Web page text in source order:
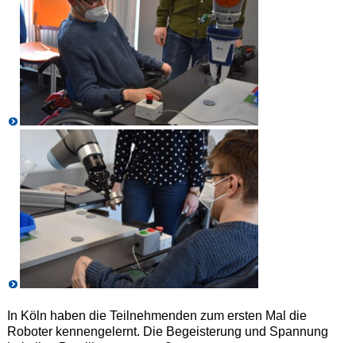
In Köln haben die Teilnehmenden zum ersten Mal die
Roboter kennengelernt. Die Begeisterung und Spannung